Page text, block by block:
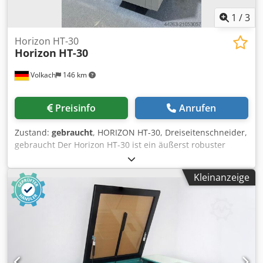
1 /3
Volkach 146 km
Horizon HT-30
Horizon HT-30
Preisinfo Anrufen
Zustand: gebraucht, HORIZON HT-30, Dreiseitenschneider,
gebraucht Der Horizon HT-30 ist ein äußerst robuster
Dreiseitenschneider, der sich durch seine
außergewöhnliche Zuverlässigkeit einen Platz unter den
beliebtesten Maschinen in der Druckweiterverarbeitung
gesichert hat – ein Garant für Qualität, der aufgrund
seiner hohen Nachfrage oft schnell verkauft ist.
Crsdpoyctybjfx Al Dsf Besondere Merkmale: - Verwendung:
Solo (offline) - Benutzerfreundlichkeit: einfache
Handhabung der Einstellungen über Touchscreen - Der
Horizon HT-30 schneidet Bücher vollautomatisch, sodass
Kleinanzeige